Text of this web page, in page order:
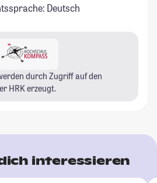
Deutsch
durch Zugriff auf den
HRK erzeugt.
interessieren